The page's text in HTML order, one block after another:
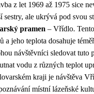
z let 1969 až 1975 sice
sestry, ale ukrývá pod svou
pramen – Vřídlo.
a jeho teplota dosahuje
návštěvníci sledovat tuto
vodu z různých teplot
kraji je návštěva
místní lázeňské